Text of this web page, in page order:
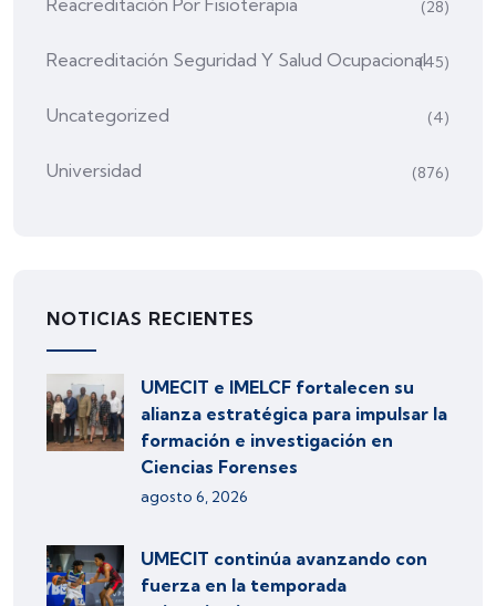
(28)
Reacreditación Seguridad Y Salud Ocupacional(45)
Uncategorized (4)
Universidad (876)
NOTICIAS RECIENTES
UMECIT e IMELCF fortalecen su
alianza estratégica para impulsar la
formación e investigación en
Ciencias Forenses
agosto 6, 2026
UMECIT continúa avanzando con
fuerza en la temporada